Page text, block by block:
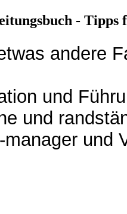
- Tipps
andere
und
und
und